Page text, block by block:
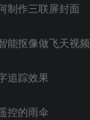
制作三联屏封面
能抠像做飞天视频
追踪效果
控的雨伞